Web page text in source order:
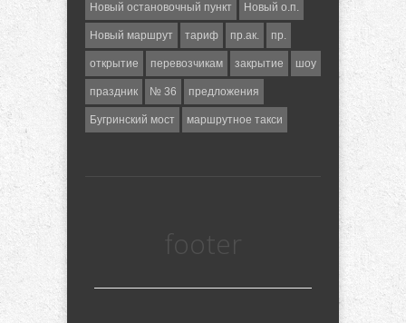
Новый остановочный пункт Новый о.п.
Новый маршрут тариф пр.ак. пр.
открытие перевозчикам закрытие шоу
праздник № 36 предложения
Бугринский мост маршрутное такси
footer